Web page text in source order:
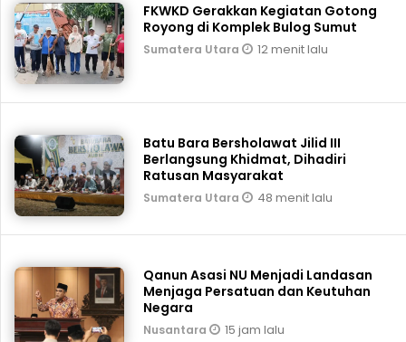
FKWKD Gerakkan Kegiatan Gotong
Royong di Komplek Bulog Sumut
Sumatera Utara 12 menit lalu
Batu Bara Bersholawat Jilid III
Berlangsung Khidmat, Dihadiri
Ratusan Masyarakat
Sumatera Utara 48 menit lalu
Qanun Asasi NU Menjadi Landasan
Menjaga Persatuan dan Keutuhan
Negara
Nusantara 15 jam lalu